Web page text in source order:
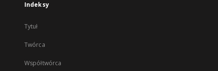
Indeksy
Tytuł
Twórca
Współtwórca